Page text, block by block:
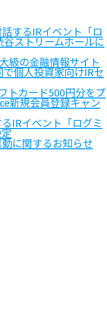
するIRイベント「ロ
ストリームホールに
級の金融情報サイト
個人投資家向けIRセ
トカード500円分をプ
新規会員登録キャン
IRイベント「ログミ
に関するお知らせ